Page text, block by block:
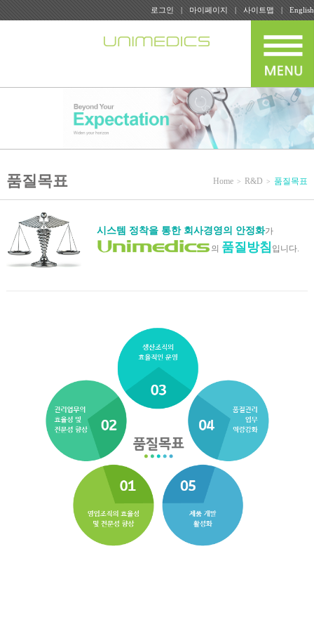
로그인 마이페이지 사이트맵 English
품질목표 Home R&D 품질목표
시스템 정착을 통한 회사경영의 안정화가
의 품질방침 입니다.